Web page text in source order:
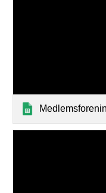
Medlemsforeninger